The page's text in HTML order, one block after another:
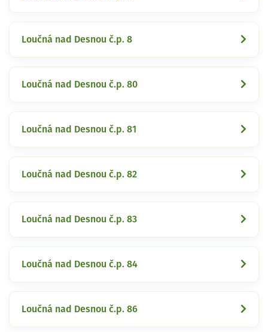
Loučná nad Desnou č.p. 8
Loučná nad Desnou č.p. 80
Loučná nad Desnou č.p. 81
Loučná nad Desnou č.p. 82
Loučná nad Desnou č.p. 83
Loučná nad Desnou č.p. 84
Loučná nad Desnou č.p. 86